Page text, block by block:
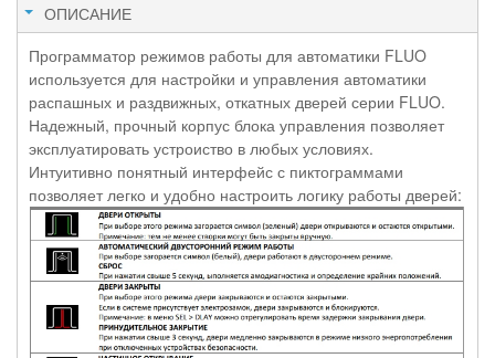
ОПИСАНИЕ
Программатор режимов работы для автоматики FLUO
используется для настройки и управления автоматики
распашных и раздвижных, откатных дверей серии FLUO.
Надежный, прочный корпус блока управления позволяет
эксплуатировать устроиство в любых условиях.
Интуитивно понятный интерфейс с пиктограммами
позволяет легко и удобно настроить логику работы дверей: